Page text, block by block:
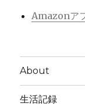
Amazonア
About
生活記録